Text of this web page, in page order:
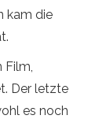
kam die
Der letzte
es noch